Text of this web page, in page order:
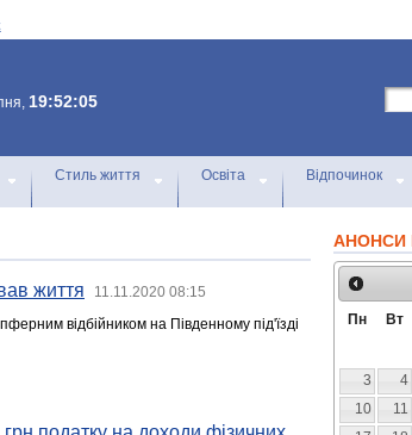
19:52:05
Стиль життя Освіта Відпочинок
життя 11.11.2020 08:15
відбійником на Південному під'їзді
АНОНСИ
Пн Вт
3
4
10
11